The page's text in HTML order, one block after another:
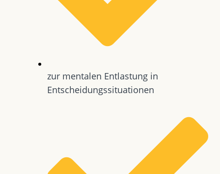
zur mentalen Entlastung in
Entscheidungssituationen